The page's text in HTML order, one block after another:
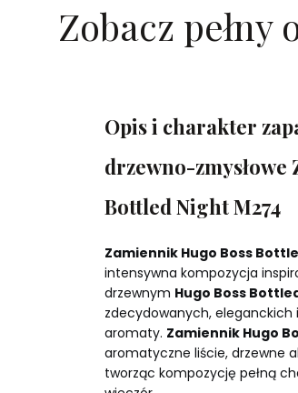
Zobacz
Opis i charakter
drzewno-
Bottled Night M274
Zamiennik Hugo Boss
intensywna kompozycja
drzewnym Hugo Boss
zdecydowanych,
aromaty. Zamiennik Hugo
aromatyczne liście, drzewne
tworząc kompozycję pełną